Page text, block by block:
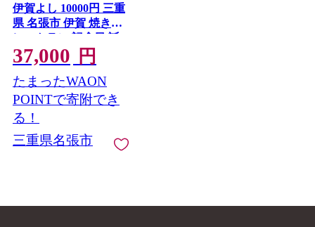
伊賀よし 10000円 三重
県 名張市 伊賀 焼き肉
レストラン 記念日 誕
生日 贈り物 お祝い ラ
ンチ ディナー グルメ
ご当地 ご馳走 炭火 牛
肉 コース 旨い 三重 名
張 近畿 特別な食事 ペ
ア 牛タン カルビ ロー
ス ハラミ 霜降り
37,000 円
たまったWAON
POINTで寄附でき
る！
三重県名張市